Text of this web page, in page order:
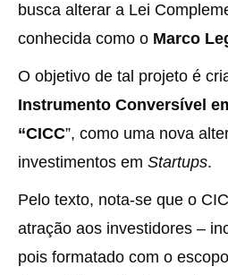
busca alterar a Lei
conhecida como o Marco
‌O objetivo de tal projeto é
Instrumento Conversível
“CICC”, como uma nova
investimentos em Startups.
Pelo texto, nota-se que o
atração aos investidores –
pois formatado com o